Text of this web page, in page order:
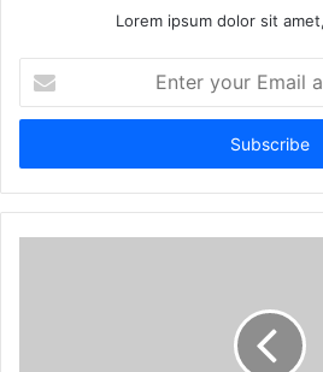
Lorem ipsum dolor sit
t
r
y